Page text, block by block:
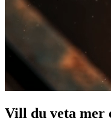
Vill du veta mer